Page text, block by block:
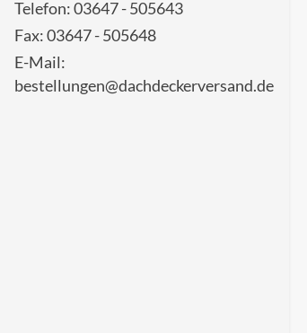
Telefon: 03647 - 505643
Fax: 03647 - 505648
E-Mail:
bestellungen@dachdeckerversand.de